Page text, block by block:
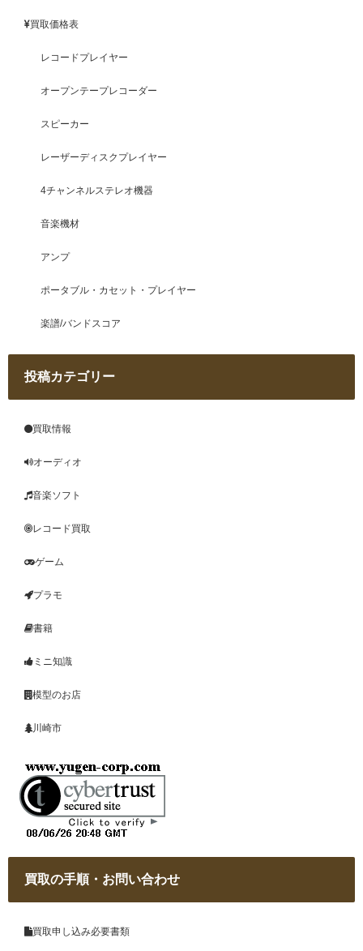
買取価格表
レコードプレイヤー
オープンテープレコーダー
スピーカー
レーザーディスクプレイヤー
4チャンネルステレオ機器
音楽機材
アンプ
ポータブル・カセット・プレイヤー
楽譜/バンドスコア
投稿カテゴリー
買取情報
オーディオ
音楽ソフト
レコード買取
ゲーム
プラモ
書籍
ミニ知識
模型のお店
川崎市
買取の手順・お問い合わせ
買取申し込み必要書類